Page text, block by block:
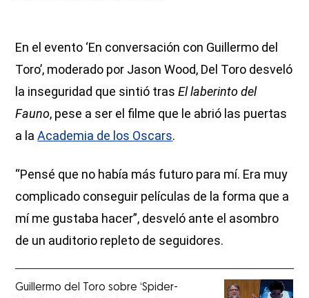
En el evento ‘En conversación con Guillermo del
Toro’, moderado por Jason Wood, Del Toro desveló
la inseguridad que sintió trasEl laberinto del
Fauno, pese a ser el filme que le abrió las puertas
a laAcademia de los Oscars.
“Pensé que no había más futuro para mí. Era muy
complicado conseguir películas de la forma que a
mí me gustaba hacer”, desveló ante el asombro
de un auditorio repleto de seguidores.
Guillermo del Toro sobre ‘Spider-